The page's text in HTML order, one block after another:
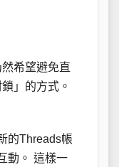
希望避免直
」的方式。
的Threads帳
動。 這樣一